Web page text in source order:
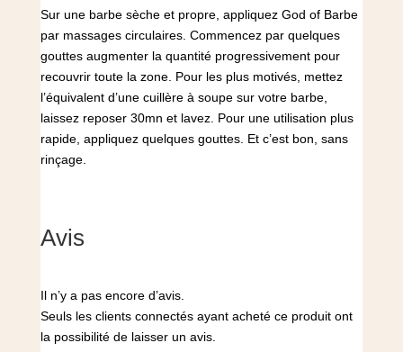
Sur une barbe sèche et propre, appliquez God of Barbe
par massages circulaires. Commencez par quelques
gouttes augmenter la quantité progressivement pour
recouvrir toute la zone. Pour les plus motivés, mettez
l’équivalent d’une cuillère à soupe sur votre barbe,
laissez reposer 30mn et lavez. Pour une utilisation plus
rapide, appliquez quelques gouttes. Et c’est bon, sans
rinçage.
Avis
Il n’y a pas encore d’avis.
Seuls les clients connectés ayant acheté ce produit ont
la possibilité de laisser un avis.